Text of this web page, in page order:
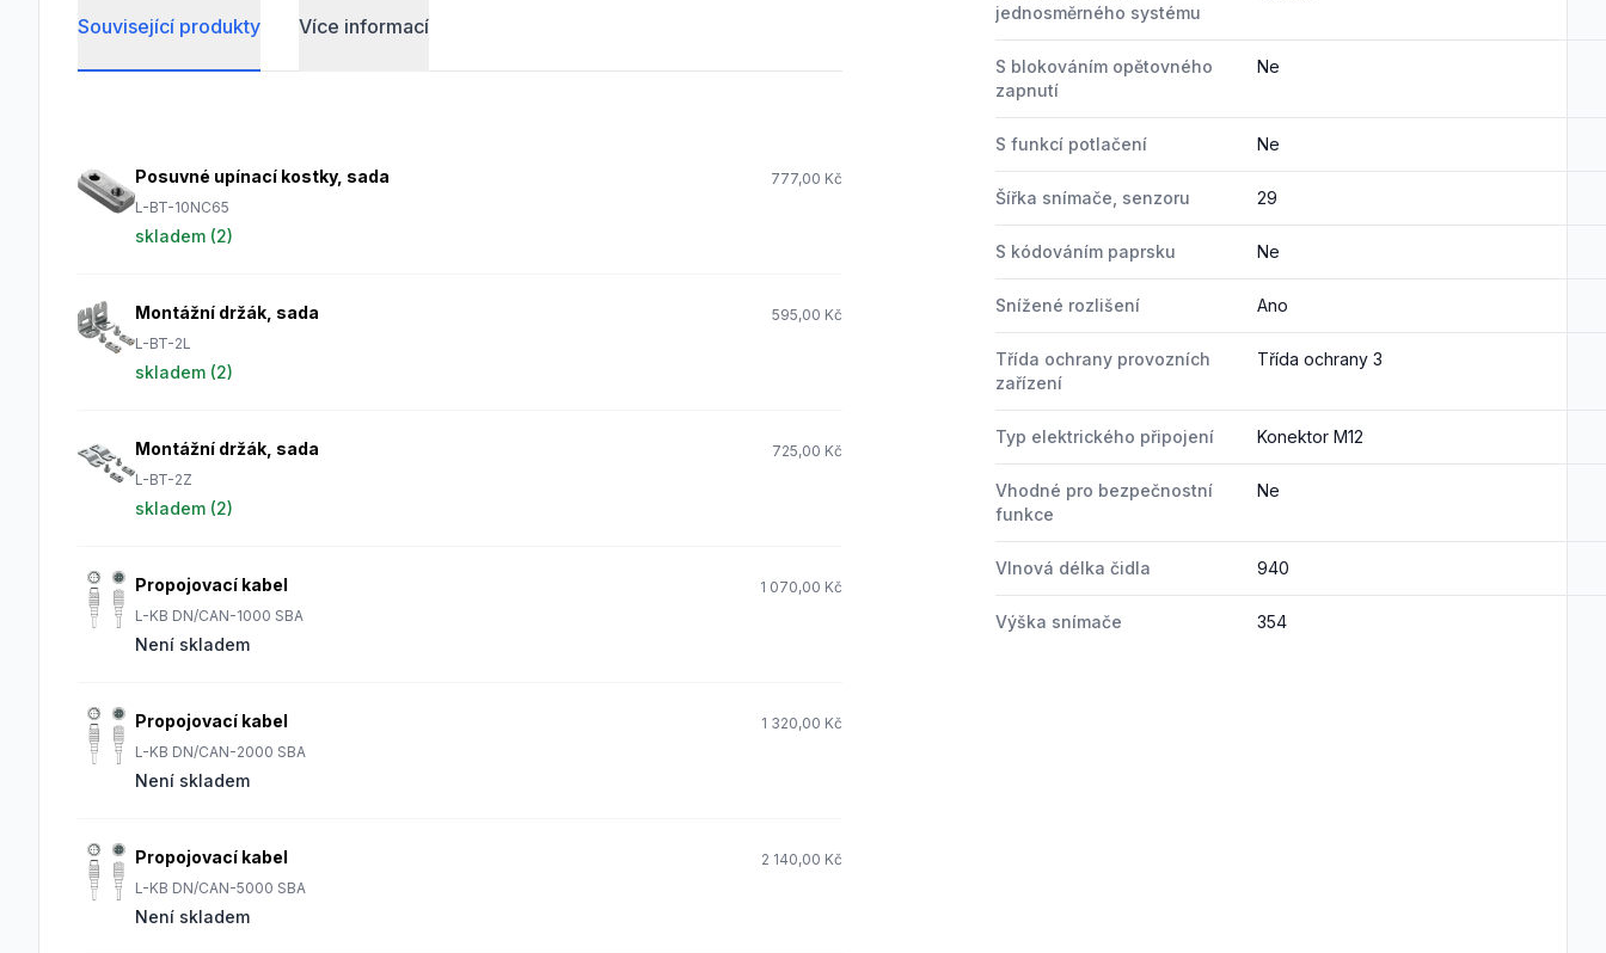
jednosměrného systému
S blokováním opětovného
zapnutí
Ne
S funkcí potlačení Ne
Šířka snímače, senzoru 29
S kódováním paprsku Ne
Snížené rozlišení Ano
Třída ochrany provozních
zařízení
Třída ochrany 3
Typ elektrického připojení Konektor M12
Vhodné pro bezpečnostní
funkce
Ne
Vlnová délka čidla 940
Výška snímače 354
Související produkty Více informací
Posuvné upínací kostky, sada
L-BT-10NC65
skladem (2)
777,00 Kč
Montážní držák, sada
L-BT-2L
skladem (2)
595,00 Kč
Montážní držák, sada
L-BT-2Z
skladem (2)
725,00 Kč
Propojovací kabel
L-KB DN/CAN-1000 SBA
Není skladem
1 070,00 Kč
Propojovací kabel
L-KB DN/CAN-2000 SBA
Není skladem
1 320,00 Kč
Propojovací kabel
L-KB DN/CAN-5000 SBA
Není skladem
2 140,00 Kč